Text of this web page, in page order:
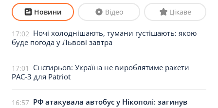
Новини Відео Цікаве
17:02 Ночі холоднішають, тумани густішають: якою
буде погода у Львові завтра
17:01
Снєгирьов: Україна не вироблятиме ракети
PAC-3 для Patriot
16:57 РФ атакувала автобус у Нікополі: загинув